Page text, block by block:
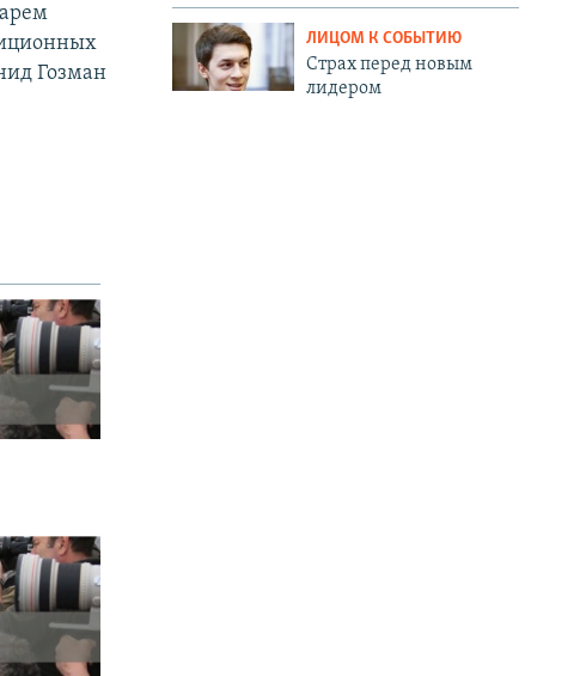
Гозман
ЛИЦОМ К СОБЫТИЮ
Страх перед новым
лидером